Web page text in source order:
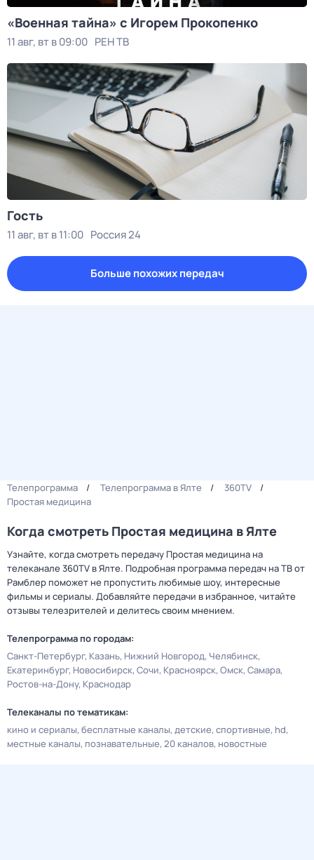
«Военная тайна» с Игорем Прокопенко
11 авг, вт в 09:00 РЕН ТВ
Гость
11 авг, вт в 11:00 Россия 24
Больше похожих передач
Телепрограмма Телепрограмма в Ялте
360TV
Простая медицина
Когда смотреть Простая медицина в Ялте
Узнайте, когда смотреть передачу Простая медицина на
телеканале 360TV в Ялте. Подробная программа передач на ТВ от
Рамблер поможет не пропустить любимые шоу, интересные
фильмы и сериалы. Добавляйте передачи в избранное, читайте
отзывы телезрителей и делитесь своим мнением.
Телепрограмма по городам:
Санкт-Петербург Казань Нижний Новгород Челябинск
Екатеринбург Новосибирск Сочи Красноярск Омск Самара
Ростов-на-Дону Краснодар
Телеканалы по тематикам:
кино и сериалы бесплатные каналы детские спортивные hd
местные каналы познавательные 20 каналов новостные